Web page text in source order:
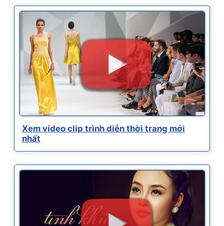
Xem video clip trình diễn thời trang mới
nhất